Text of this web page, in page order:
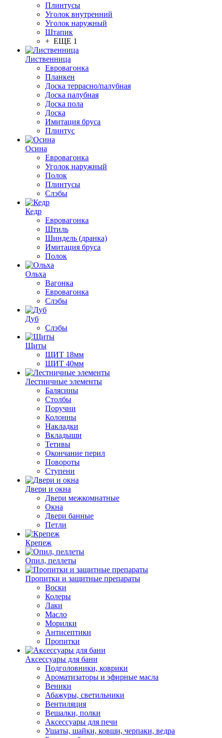
Плинтусы
Уголок внутренний
Уголок наружный
Штапик
+ ЕЩЕ 1
Лиственница
Евровагонка
Планкен
Доска террасно/палубная
Доска палубная
Доска пола
Доска
Имитация бруса
Плинтус
Осина
Евровагонка
Уголок наружный
Полок
Плинтусы
Слэбы
Кедр
Евровагонка
Штиль
Шиндель (дранка)
Имитация бруса
Полок
Ольха
Вагонка
Евровагонка
Слэбы
Дуб
Слэбы
Щиты
ЩИТ 18мм
ЩИТ 40мм
Лестничные элементы
Балясины
Столбы
Поручни
Колонны
Накладки
Вкладыши
Тетивы
Окончание перил
Повороты
Ступени
Двери и окна
Двери межкомнатные
Окна
Двери банные
Петли
Крепеж
Опил, пеллеты
Пропитки и защитные препараты
Воски
Колеры
Лаки
Масло
Морилки
Антисептики
Пропитки
Аксессуары для бани
Подголовники, коврики
Ароматизаторы и эфирные масла
Веники
Абажуры, светильники
Вентиляция
Вешалки, полки
Аксессуары для печи
Ушаты, шайки, ковши, черпаки, ведра